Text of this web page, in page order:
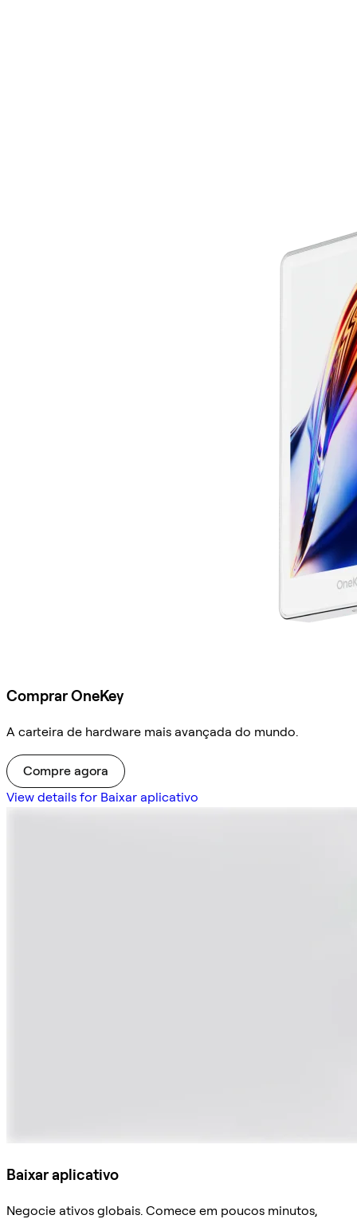
Comprar OneKey
A carteira de hardware mais avançada do mundo.
Compre agora
View details for Baixar aplicativo
Baixar aplicativo
Negocie ativos globais. Comece em poucos minutos,